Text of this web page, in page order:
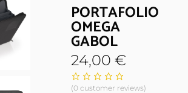
PORTAFOLIO
OMEGA
GABOL
24,00€
(0 customer reviews)